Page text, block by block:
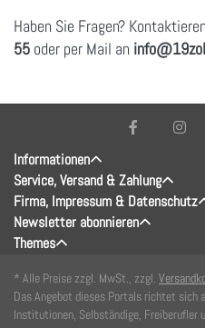
Haben Sie Fragen?
55 oder per Mail an info
Informationen
Service, Versand & Zahlung
Firma, Impressum & Datenschutz
Newsletter abonnieren
Themes
* Alle Preise zzgl. MwSt., zzgl.
Das Angebot dieses Portals richtet sich
Institutionen, Selbständige, Freiberufler